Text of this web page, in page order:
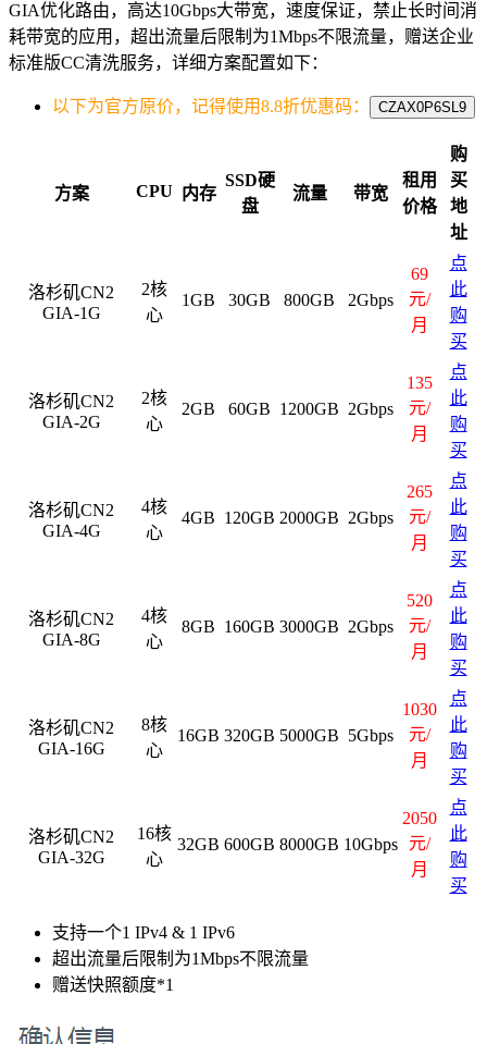
GIA优化路由，高达10Gbps大带宽，速度保证，禁止长时间消
耗带宽的应用，超出流量后限制为1Mbps不限流量，赠送企业
标准版CC清洗服务，详细方案配置如下：
以下为官方原价，记得使用8.8折优惠码： CZAX0P6SL9
方案 CPU 内存
SSD硬
盘
流量 带宽
租用
价格
购
买
地
址
洛杉矶CN2
GIA-1G
2核
心
1GB 30GB 800GB 2Gbps
69
元/
月
点
此
购
买
洛杉矶CN2
GIA-2G
2核
心
2GB 60GB 1200GB 2Gbps
135
元/
月
点
此
购
买
洛杉矶CN2
GIA-4G
4核
心
4GB 120GB 2000GB 2Gbps
265
元/
月
点
此
购
买
洛杉矶CN2
GIA-8G
4核
心
8GB 160GB 3000GB 2Gbps
520
元/
月
点
此
购
买
洛杉矶CN2
GIA-16G
8核
心
16GB 320GB 5000GB 5Gbps
1030
元/
月
点
此
购
买
洛杉矶CN2
GIA-32G
16核
心
32GB 600GB 8000GB 10Gbps
2050
元/
月
点
此
购
买
支持一个1 IPv4 & 1 IPv6
超出流量后限制为1Mbps不限流量
赠送快照额度*1